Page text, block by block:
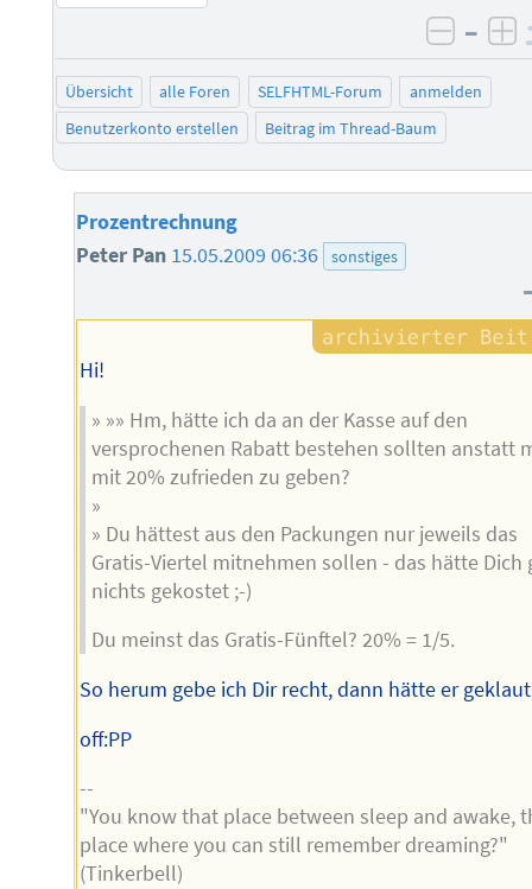
–
Übersicht alle Foren SELFHTML-Forum
anmelden
Benutzerkonto erstellen
Beitrag im Thread-Baum
Prozentrechnung
Peter Pan 15.05.2009 06:36 sonstiges
Hi!
» »» Hm, hätte ich da an der Kasse auf den
versprochenen Rabatt bestehen sollten anstatt
mit 20% zufrieden zu geben?
»
» Du hättest aus den Packungen nur jeweils das
Gratis-Viertel mitnehmen sollen - das hätte Dich
nichts gekostet ;-)
Du meinst das Gratis-Fünftel? 20% = 1/5.
So herum gebe ich Dir recht, dann hätte er
off:PP
--
"You know that place between sleep and awake,
place where you can still remember dreaming?"
(Tinkerbell)